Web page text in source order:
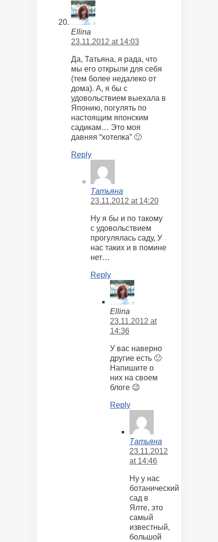
Ellina
23.11.2012 at 14:03
Да, Татьяна, я рада, что
мы его открыли для себя
(тем более недалеко от
дома). А, я бы с
удовольствием выехала в
Японию, погулять по
настоящим японским
садикам… Это моя
давняя “хотелка” 🙂
Reply
Татьяна
23.11.2012 at 14:20
Ну я бы и по такому
с удовольствием
прогулялась саду, У
нас таких и в помине
нет…
Reply
Ellina
23.11.2012 at
14:36
У вас наверно
другие есть 🙂
Напишите о
них на своем
блоге 😉
Reply
Татьяна
23.11.2012
at 14:46
Ну у нас
ботанический
сад в
Ялте, это
самый
известный,
большой